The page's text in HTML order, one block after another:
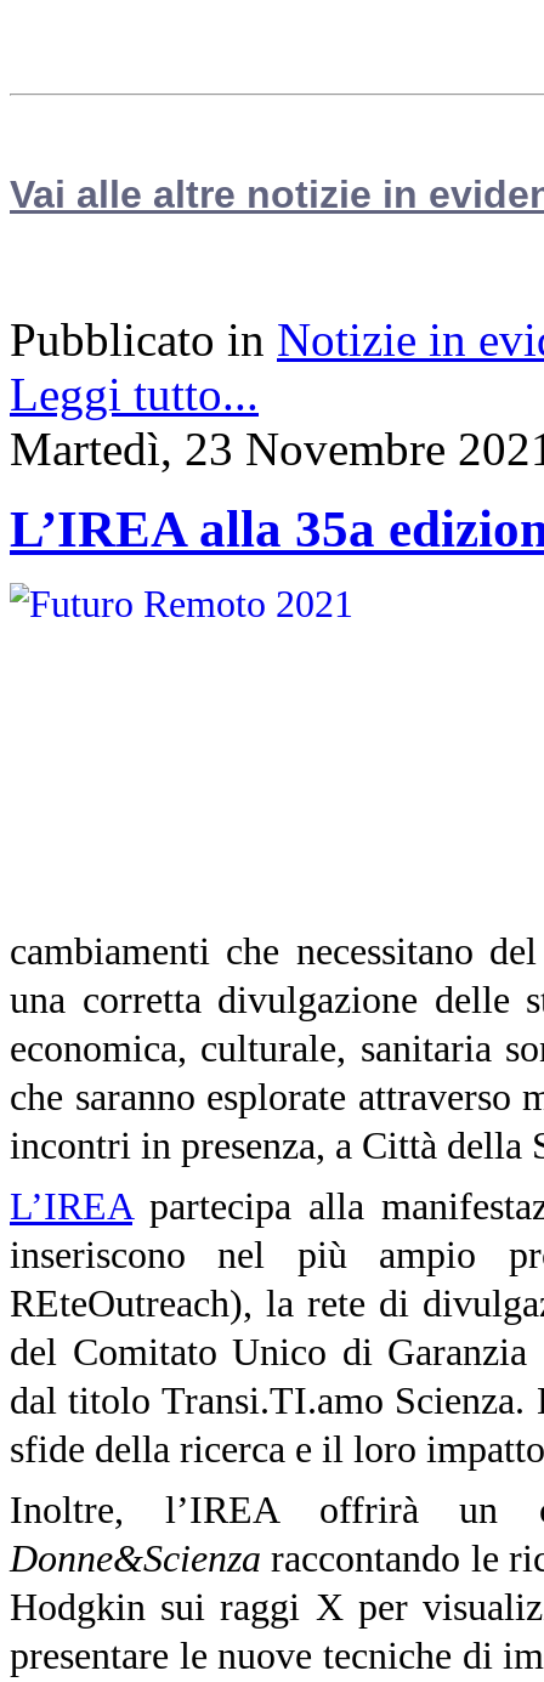
Vai alle altre notizie in
Pubblicato in Notizie in
Leggi tutto...
Martedì, 23 Novembre
L’IREA alla 35a
cambiamenti che necessitano
una corretta divulgazione delle
economica, culturale, sanitaria
che saranno esplorate
incontri in presenza, a Città della
L’IREApartecipa alla
inseriscono nel più ampio
REteOutreach), la rete di
del Comitato Unico di
dal titolo Transi.TI.amo Scienza.
sfide della ricerca e il loro
Inoltre, l’IREA offrirà un
Donne&Scienza raccontando le
Hodgkin sui raggi X per
presentare le nuove tecniche di